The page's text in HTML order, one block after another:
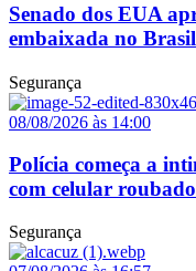
Senado dos EUA
embaixada no Brasil
Segurança
08/08/2026 às 14:00
Polícia começa a
com celular
Segurança